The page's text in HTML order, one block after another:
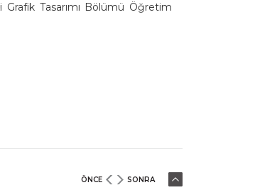
Tasarımı Bölümü Öğretim
ÖNCE SONRA